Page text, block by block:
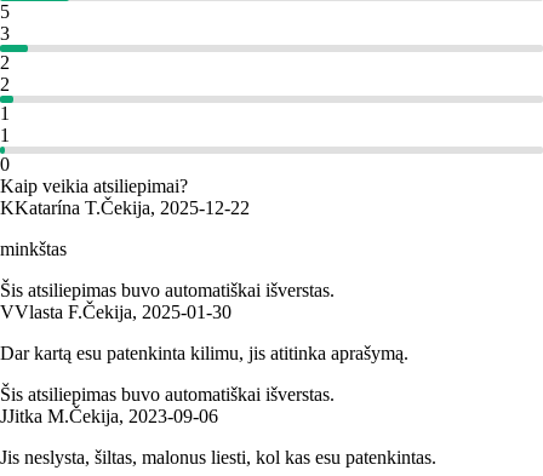
5
3
2
2
1
1
0
Kaip veikia atsiliepimai?
KKatarína T.Čekija, 2025‑12‑22
minkštas
Šis atsiliepimas buvo automatiškai išverstas.
VVlasta F.Čekija, 2025‑01‑30
Dar kartą esu patenkinta kilimu, jis atitinka aprašymą.
Šis atsiliepimas buvo automatiškai išverstas.
JJitka M.Čekija, 2023‑09‑06
Jis neslysta, šiltas, malonus liesti, kol kas esu patenkintas.